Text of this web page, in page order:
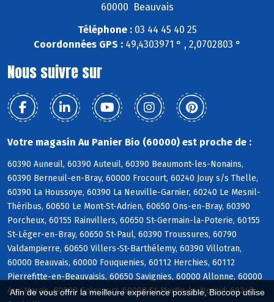
Afin de vous offrir la meilleure expérience possible, Biocoop utilise
60000 Beauvais
Téléphone :03 44 45 40 25
Coordonnées GPS :49,4303971 ° , 2,0702803 °
Nous suivre sur
Votre magasin Au Panier Bio (60000) est proche de :
60390 Auneuil, 60390 Auteuil, 60390 Beaumont-les-Nonains,
60390 Berneuil-en-Bray, 60000 Frocourt, 60240 Jouy s/s Thelle,
60390 La Houssoye, 60390 La Neuville-Garnier, 60240 Le Mesnil-
Théribus, 60650 Le Mont-St-Adrien, 60650 Ons-en-Bray, 60390
Porcheux, 60155 Rainvillers, 60650 St-Germain-la-Poterie, 60155
St-Léger-en-Bray, 60650 St-Paul, 60390 Troussures, 60790
Valdampierre, 60650 Villers-St-Barthélemy, 60390 Villotran,
60000 Beauvais, 60000 Fouquenies, 60112 Herchies, 60112
Pierrefitte-en-Beauvaisis, 60650 Savignies, 60000 Allonne, 60000
Aux Marais, 60000 Goincourt, 60000 St-Martin-le-Noeud, 60240